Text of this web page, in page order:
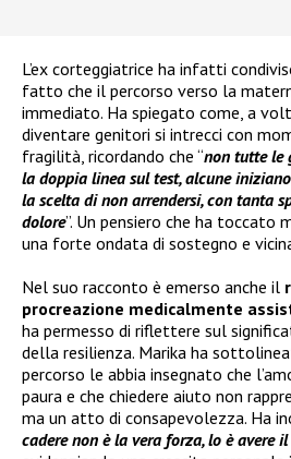
L’ex corteggiatrice ha infatti
fatto che il percorso verso la
immediato. Ha spiegato come, a
diventare genitori si intrecci con
fragilità, ricordando che “non tutte le
la doppia linea sul test, alcune
la scelta di non arrendersi, con tanta
dolore”. Un pensiero che ha toccato
una forte ondata di sostegno e
Nel suo racconto è emerso anche il
procreazione medicalmente
ha permesso di riflettere sul
della resilienza. Marika ha
percorso le abbia insegnato che
paura e che chiedere aiuto non
ma un atto di consapevolezza. Ha
cadere non è la vera forza, lo è avere